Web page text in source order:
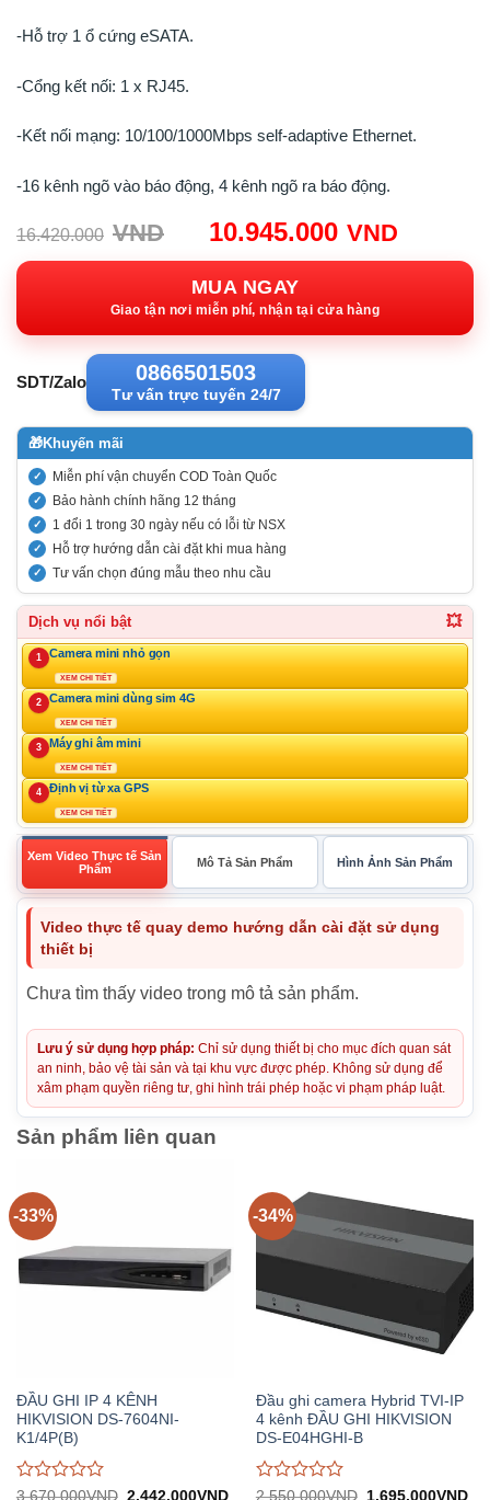
-Hỗ trợ 1 ổ cứng eSATA.
-Cổng kết nối: 1 x RJ45.
-Kết nối mạng: 10/100/1000Mbps self-adaptive Ethernet.
-16 kênh ngõ vào báo động, 4 kênh ngõ ra báo động.
16.420.000 VND
Giá
gốc:
16.420.000VND.
10.945.000 VND
hiện
MUA NGAY
Giao tận nơi miễn phí, nhận tại cửa hàng
SDT/Zalo 0866501503
Tư vấn trực tuyến 24/7
🎁Khuyến mãi
Miễn phí vận chuyển COD Toàn Quốc
Bảo hành chính hãng 12 tháng
1 đổi 1 trong 30 ngày nếu có lỗi từ NSX
Hỗ trợ hướng dẫn cài đặt khi mua hàng
Tư vấn chọn đúng mẫu theo nhu cầu
Dịch vụ nổi bật 💥
1 Camera mini nhỏ gọn
XEM CHI TIẾT
2 Camera mini dùng sim 4G
XEM CHI TIẾT
3 Máy ghi âm mini
XEM CHI TIẾT
4 Định vị từ xa GPS
XEM CHI TIẾT
Xem Video Thực tế Sản
Phẩm
Mô Tả Sản Phẩm Hình Ảnh Sản Phẩm
Video thực tế quay demo hướng dẫn cài đặt sử dụng
thiết bị
Chưa tìm thấy video trong mô tả sản phẩm.
Lưu ý sử dụng hợp pháp: Chỉ sử dụng thiết bị cho mục đích quan sát
an ninh, bảo vệ tài sản và tại khu vực được phép. Không sử dụng để
xâm phạm quyền riêng tư, ghi hình trái phép hoặc vi phạm pháp luật.
Sản phẩm liên quan
-33%
ĐẦU GHI IP 4 KÊNH
HIKVISION DS-7604NI-
K1/4P(B)
Được
3.670.000VND Giá
2.442.000VNDGiá
-34%
Đầu ghi camera Hybrid TVI-IP
4 kênh ĐẦU GHI HIKVISION
DS-E04HGHI-B
Được
2.550.000VND Giá
1.695.000VNDGiá